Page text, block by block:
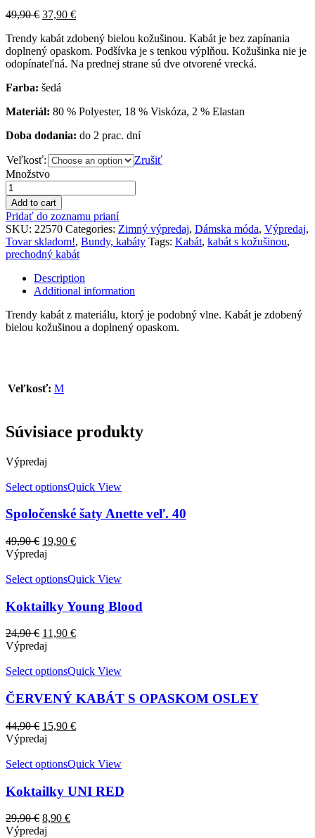
49,90€ 37,90 €
Trendy kabát zdobený bielou kožušinou. Kabát je bez zapínania
doplnený opaskom. Podšívka je s tenkou výplňou. Kožušinka nie je
odopínateľná. Na prednej strane sú dve otvorené vrecká.
Farba: šedá
Materiál: 80 % Polyester, 18 % Viskóza, 2 % Elastan
Doba dodania: do 2 prac. dní
Veľkosť:
Zrušiť
Množstvo
Add to cart
Pridať do zoznamu prianí
SKU: 22570 Categories: Zimný výpredaj, Dámska móda, Výpredaj,
Tovar skladom!, Bundy, kabáty Tags: Kabát, kabát s kožušinou,
prechodný kabát
Description
Additional information
Trendy kabát z materiálu, ktorý je podobný vlne. Kabát je zdobený
bielou kožušinou a doplnený opaskom.
Veľkosť: M
Súvisiace produkty
Výpredaj
Select optionsQuick View
Spoločenské šaty Anette veľ. 40
49,90€ 19,90 €
Výpredaj
Select optionsQuick View
Koktailky Young Blood
24,90€ 11,90 €
Výpredaj
Select optionsQuick View
ČERVENÝ KABÁT S OPASKOM OSLEY
44,90€ 15,90 €
Výpredaj
Select optionsQuick View
Koktailky UNI RED
29,90€ 8,90 €
Výpredaj